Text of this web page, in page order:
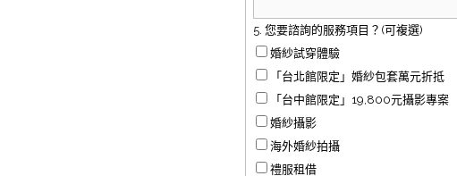
5. 您要諮詢的服務項目？(可複選)
婚紗試穿體驗
「台北館限定」婚紗包套萬元折抵
「台中館限定」19,800元攝影專案
婚紗攝影
海外婚紗拍攝
禮服租借